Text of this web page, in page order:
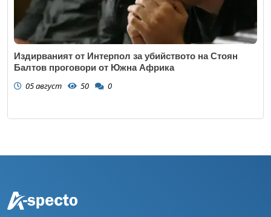
Издирваният от Интерпол за убийството на Стоян
Балтов проговори от Южна Африка
05 август 50 0